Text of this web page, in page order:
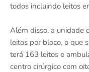
todos incluindo leitos
Além disso, a unidade
leitos por bloco, o que
terá 163 leitos e
centro cirúrgico com